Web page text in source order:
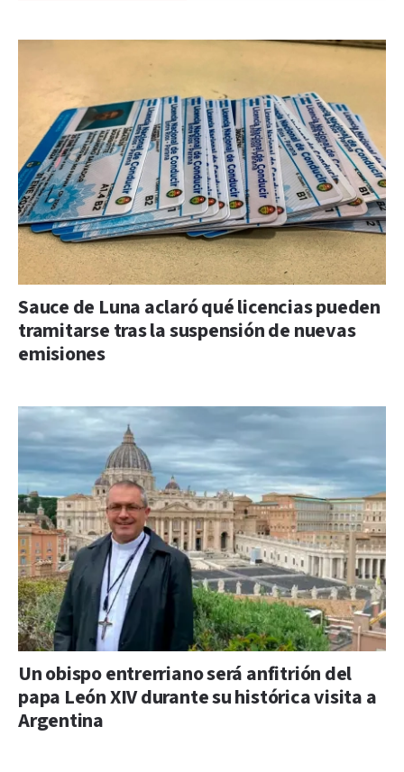
Sauce de Luna aclaró qué licencias pueden
tramitarse tras la suspensión de nuevas
emisiones
Un obispo entrerriano será anfitrión del
papa León XIV durante su histórica visita a
Argentina